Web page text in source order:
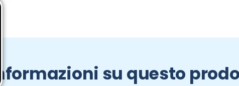
Informazioni su questo